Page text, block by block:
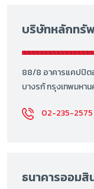
บริษัทหลักทรั
88/8 อาคารแคปปิต
บางรกั กรุงเทพมหา
02-235-2575
ธนาคารออมสิ